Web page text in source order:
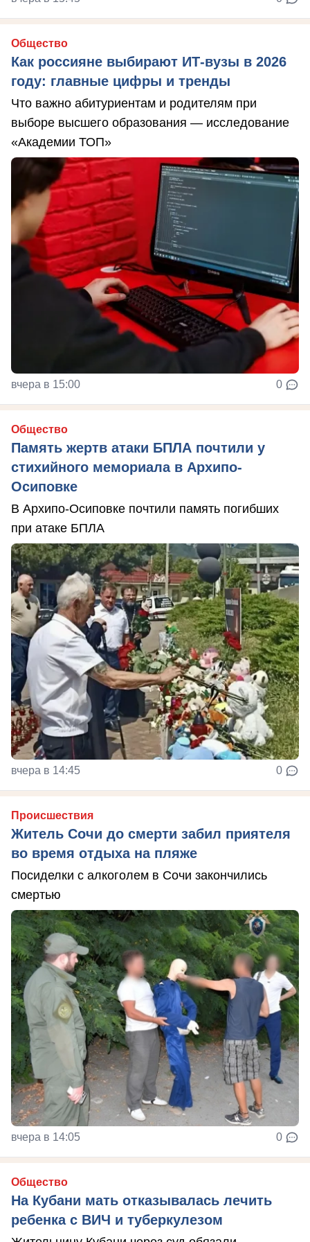
Общество
Как россияне выбирают ИТ-вузы в 2026
году: главные цифры и тренды
Что важно абитуриентам и родителям при
выборе высшего образования — исследование
«Академии ТОП»
вчера в 15:00 0
Общество
Память жертв атаки БПЛА почтили у
стихийного мемориала в Архипо-
Осиповке
В Архипо-Осиповке почтили память погибших
при атаке БПЛА
вчера в 14:45 0
Происшествия
Житель Сочи до смерти забил приятеля
во время отдыха на пляже
Посиделки с алкоголем в Сочи закончились
смертью
вчера в 14:05 0
Общество
На Кубани мать отказывалась лечить
ребенка с ВИЧ и туберкулезом